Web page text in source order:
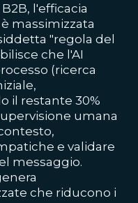
l'efficacia
massimizzata
"regola del
che l'AI
(ricerca
il restante 30%
umana
e validare
messaggio.
che riducono i